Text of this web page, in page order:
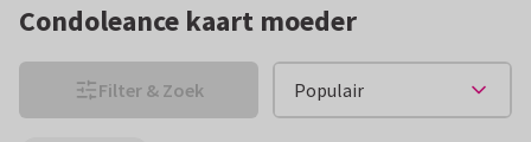
Condoleance kaart moeder
Filter & Zoek